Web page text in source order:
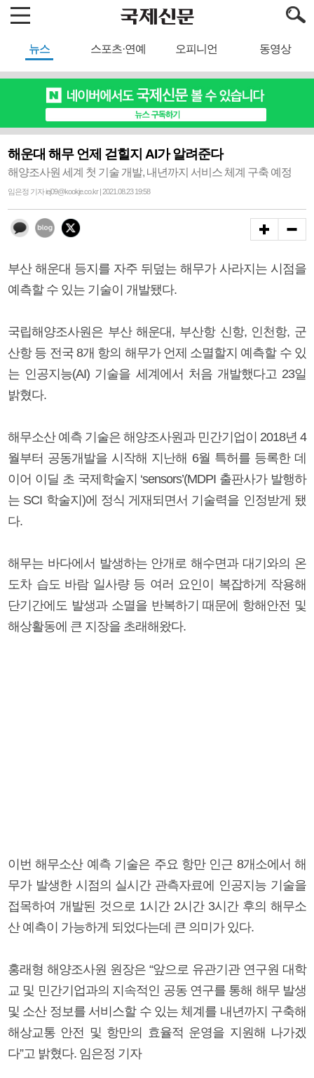
뉴스 스포츠·연예 오피니언 동영상
해운대 해무 언제 걷힐지 AI가 알려준다
해양조사원 세계 첫 기술 개발, 내년까지 서비스 체계 구축 예정
임은정 기자 iej09@kookje.co.kr | 2021.08.23 19:58
부산 해운대 등지를 자주 뒤덮는 해무가 사라지는 시점을
예측할 수 있는 기술이 개발됐다.
국립해양조사원은 부산 해운대, 부산항 신항, 인천항, 군
산항 등 전국 8개 항의 해무가 언제 소멸할지 예측할 수 있
는 인공지능(AI) 기술을 세계에서 처음 개발했다고 23일
밝혔다.
해무소산 예측 기술은 해양조사원과 민간기업이 2018년 4
월부터 공동개발을 시작해 지난해 6월 특허를 등록한 데
이어 이딜 초 국제학술지 ‘sensors’(MDPI 출판사가 발행하
는 SCI 학술지)에 정식 게재되면서 기술력을 인정받게 됐
다.
해무는 바다에서 발생하는 안개로 해수면과 대기와의 온
도차 습도 바람 일사량 등 여러 요인이 복잡하게 작용해
단기간에도 발생과 소멸을 반복하기 때문에 항해안전 및
해상활동에 큰 지장을 초래해왔다.
이번 해무소산 예측 기술은 주요 항만 인근 8개소에서 해
무가 발생한 시점의 실시간 관측자료에 인공지능 기술을
접목하여 개발된 것으로 1시간 2시간 3시간 후의 해무소
산 예측이 가능하게 되었다는데 큰 의미가 있다.
홍래형 해양조사원 원장은 “앞으로 유관기관 연구원 대학
교 및 민간기업과의 지속적인 공동 연구를 통해 해무 발생
및 소산 정보를 서비스할 수 있는 체계를 내년까지 구축해
해상교통 안전 및 항만의 효율적 운영을 지원해 나가겠
다”고 밝혔다. 임은정 기자